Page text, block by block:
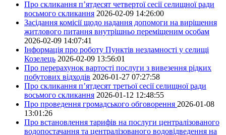
Про скликання п’ятдесят четвертої сесії селищної ради
восьмого скликання 2026-02-09 14:26:00
Засідання комісії щодо надання допомоги на вирішення
житлового питання внутрішньо переміщеним особам
2026-02-09 14:07:41
Інформація про роботу Пунктів незламності у селищі
Козелець 2026-02-09 13:56:01
Про перерахунок вартості послуги з вивезення рідких
побутових відходів 2026-01-27 07:27:58
Про скликання п’ятдесят третьої сесії селищної ради
восьмого скликання 2026-01-12 12:48:55
Про проведення громадського обговорення 2026-01-08
13:01:26
Про встановлення тарифів на послуги централізованого
водопостачання та централізованого водовідведення на